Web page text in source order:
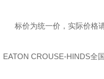
标价为统一价，实际价格
EATON CROUSE-HINDS全